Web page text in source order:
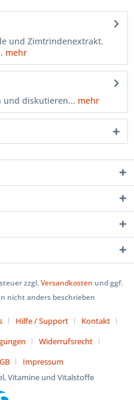
und Zimtrindenextrakt.
mehr
und diskutieren... mehr
zzgl.Versandkosten und ggf.
nicht anders beschrieben
Hilfe / Support
Kontakt
Widerrufsrecht
Impressum
Vitamine und Vitalstoffe